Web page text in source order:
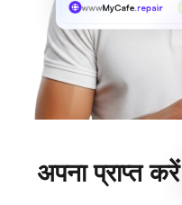
wwwMyCafe.repair
अपना प्राप्त करें